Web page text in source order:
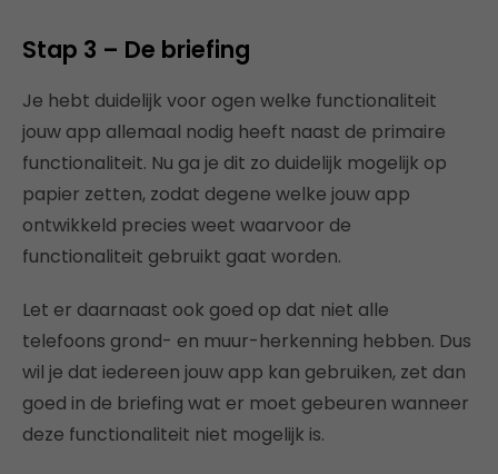
Stap 3 – De briefing
Je hebt duidelijk voor ogen welke functionaliteit
jouw app allemaal nodig heeft naast de primaire
functionaliteit. Nu ga je dit zo duidelijk mogelijk op
papier zetten, zodat degene welke jouw app
ontwikkeld precies weet waarvoor de
functionaliteit gebruikt gaat worden.
Let er daarnaast ook goed op dat niet alle
telefoons grond- en muur-herkenning hebben. Dus
wil je dat iedereen jouw app kan gebruiken, zet dan
goed in de briefing wat er moet gebeuren wanneer
deze functionaliteit niet mogelijk is.